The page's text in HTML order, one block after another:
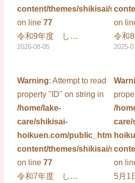
content/themes/shikisai/
on line 77
令和9年度 し…
2026-08-05
on
令和
2025-
Warning: Attempt to read
property "ID" on string in
/home/lake-
care/shikisai-
hoikuen.com/public_html/wp-
content/themes/shikisai/
on line 77
令和7年度 し…
/
care/
on
5月1